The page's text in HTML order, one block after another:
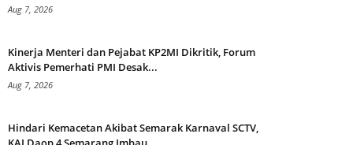
Aug 7, 2026
Kinerja Menteri dan Pejabat KP2MI Dikritik, Forum
Aktivis Pemerhati PMI Desak...
Aug 7, 2026
Hindari Kemacetan Akibat Semarak Karnaval SCTV,